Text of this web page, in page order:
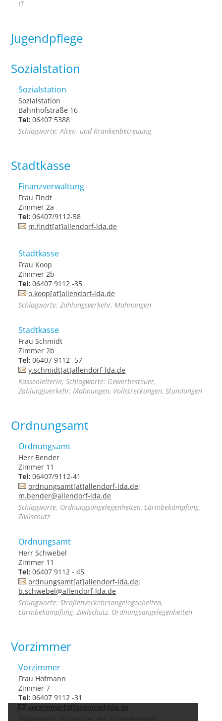
IT
Jugendpflege
Sozialstation
Sozialstation
Sozialstation
Bahnhofstraße 16
Tel: 06407 5388
Schlagworte: Alten- und Krankenbetreuung
Stadtkasse
Finanzverwaltung
Frau Findt
Zimmer 2a
Tel: 06407/9112-58
m.findt[at]allendorf-lda.de
Stadtkasse
Frau Koop
Zimmer 2b
Tel: 06407 9112 -35
o.koop[at]allendorf-lda.de
Schlagworte: Zahlungsverkehr, Mahnungen
Stadtkasse
Frau Schmidt
Zimmer 2b
Tel: 06407 9112 -57
y.schmidt[at]allendorf-lda.de
Kassenleiterin; Schlagworte: Gewerbesteuer,
Zahlungsverkehr, Mahnungen, Vollstreckungen, Stundungen
Ordnungsamt
Ordnungsamt
Herr Bender
Zimmer 11
Tel: 06407/9112-41
ordnungsamt[at]allendorf-lda.de;
m.bender@allendorf-lda.de
Schlagworte: Ordnungsangelegenheiten, Lärmbekämpfung,
Zivilschutz
Ordnungsamt
Herr Schwebel
Zimmer 11
Tel: 06407 9112 - 45
ordnungsamt[at]allendorf-lda.de;
b.schwebel@allendorf-lda.de
Schlagworte: Straßenverkehrsangelegenheiten,
Lärmbekämpfung, Zivilschutz, Ordnungsangelegenheiten
Vorzimmer
Vorzimmer
Frau Hofmann
Zimmer 7
Tel: 06407 9112 -31
vorzimmer[at]allendorf-lda.de